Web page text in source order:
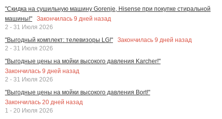
"Скидка на сушильную машину Gorenje, Hisense при покупке стиральной
машины!"
Закончилась 9 дней назад
2 - 31 Июля 2026
"Выгодный комплект: телевизоры LG!"
Закончилась 9 дней назад
2 - 31 Июля 2026
"Выгодные цены на мойки высокого давления Karcher!"
Закончилась 9 дней назад
2 - 31 Июля 2026
"Выгодные цены на мойки высокого давления Bort!"
Закончилась 20 дней назад
1 - 20 Июля 2026